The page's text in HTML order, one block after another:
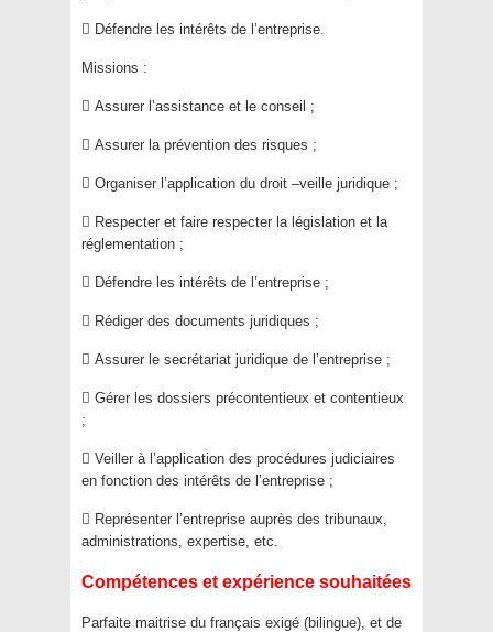
 Défendre les intérêts de l’entreprise.
Missions :
 Assurer l’assistance et le conseil ;
 Assurer la prévention des risques ;
 Organiser l’application du droit –veille juridique ;
 Respecter et faire respecter la législation et la
réglementation ;
 Défendre les intérêts de l’entreprise ;
 Rédiger des documents juridiques ;
 Assurer le secrétariat juridique de l’entreprise ;
 Gérer les dossiers précontentieux et contentieux
;
 Veiller à l’application des procédures judiciaires
en fonction des intérêts de l’entreprise ;
 Représenter l’entreprise auprès des tribunaux,
administrations, expertise, etc.
Compétences et expérience souhaitées
Parfaite maitrise du français exigé (bilingue), et de